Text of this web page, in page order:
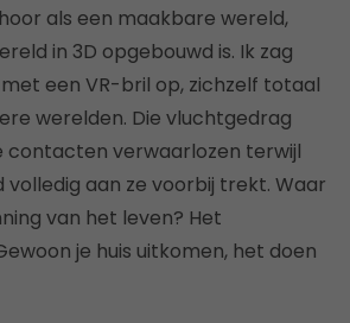
als een maakbare wereld,
in 3D opgebouwd is. Ik zag
een VR-bril op, zichzelf totaal
werelden. Die vluchtgedrag
contacten verwaarlozen terwijl
volledig aan ze voorbij trekt. Waar
van het leven? Het
je huis uitkomen, het doen